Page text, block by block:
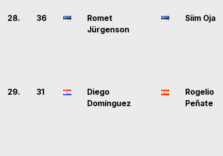
28. 36
Romet
Jürgenson
Siim Oja
29. 31
Diego
Domínguez
Rogelio
Peñate